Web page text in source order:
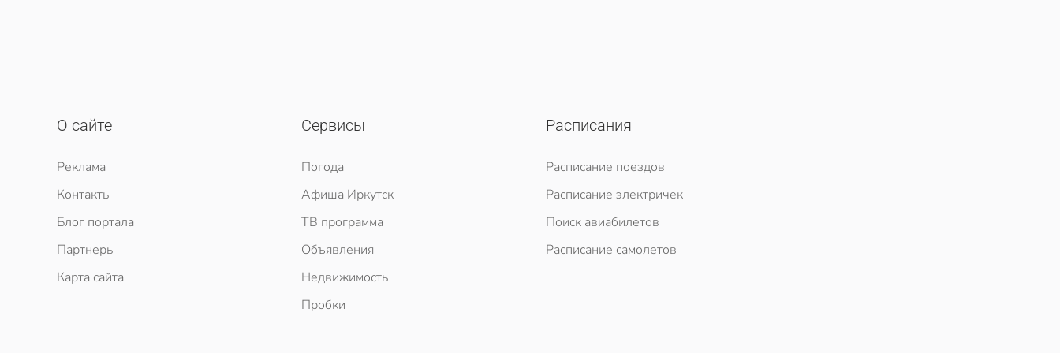
О сайте
Реклама
Контакты
Блог портала
Партнеры
Карта сайта
Сервисы
Погода
Афиша Иркутск
ТВ программа
Объявления
Недвижимость
Пробки
Расписания
Расписание поездов
Расписание электричек
Поиск авиабилетов
Расписание самолетов